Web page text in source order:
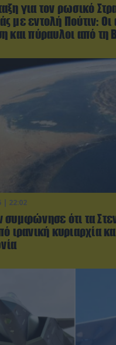
για τον ρωσικό
με εντολή Πούτιν: Οι
και πύραυλοι από τη
| 22:02
συμφώνησε ότι τα
ιρανική κυριαρχία